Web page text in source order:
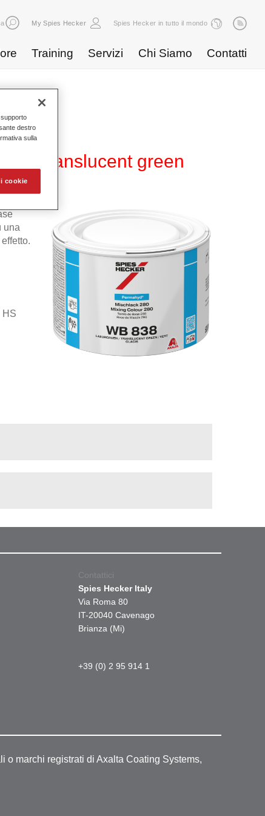
My Spies Hecker Spies Hecker in tutto il mondo
Training Servizi Chi Siamo Contatti
838 translucent green
una
HS
Contattici
Spies Hecker Italy
Via Roma 80
IT-20040 Cavenago
Brianza (Mi)
+39 (0) 2 95 914 1
o marchi registrati di Axalta Coating Systems,
destro
sulla
cookie